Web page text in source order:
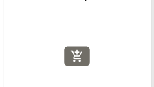
add_shopping_cart